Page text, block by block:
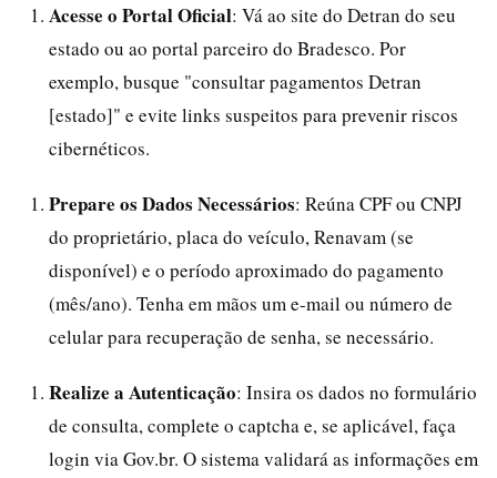
Acesse o Portal Oficial: Vá ao site do Detran do seu
estado ou ao portal parceiro do Bradesco. Por
exemplo, busque "consultar pagamentos Detran
[estado]" e evite links suspeitos para prevenir riscos
cibernéticos.
Prepare os Dados Necessários: Reúna CPF ou CNPJ
do proprietário, placa do veículo, Renavam (se
disponível) e o período aproximado do pagamento
(mês/ano). Tenha em mãos um e-mail ou número de
celular para recuperação de senha, se necessário.
Realize a Autenticação: Insira os dados no formulário
de consulta, complete o captcha e, se aplicável, faça
login via Gov.br. O sistema validará as informações em